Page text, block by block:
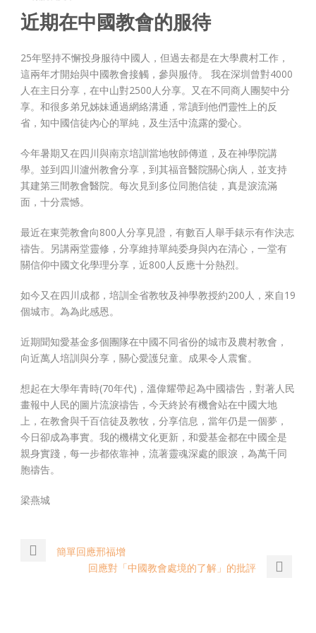
近期在中國教會的服待
25年堅持不懈投身服待中國人，但過去都是在大學農村工作，
這兩年才開始與中國教會接觸，參與服侍。 我在深圳曾對4000
人在主日分享，在中山對2500人分享。又在不同商人團契中分
享。和很多弟兄姊妹通過網絡溝通，常讀到他們靈性上的反
省，知中國信徒內心的單純，及生活中流露的愛心。
今年暑期又在四川與南京培訓當地牧師傳道，及在神學院講
學。並到四川瀘州教會分享，到其福音醫院關心病人，並支持
其建第三間教會醫院。每次見到多位同胞信徒，真是淚流滿
面，十分震憾。
最近在東莞教會向800人分享見證，有數百人舉手錶示有作決志
禱告。另講兩堂靈修，分享維持單純委身與內在清心，一堂有
關信仰中國文化學理分享，近800人反應十分熱烈。
如今又在四川成都，培訓全省教牧及神學教授約200人，來自19
個城市。為為此感恩。
近期聞知愛基金多個團隊在中國不同省份的城市及農村教會，
向近萬人培訓與分享，關心愛護兒童。成果令人震奮。
想起在大學年青時(70年代)，溫偉耀帶起為中國禱告，對著人民
畫報中人民的圖片流淚禱告，今天終於有機會站在中國大地
上，在教會與千百信徒及教牧，分享信息，當年仍是一個夢，
今日卻成為事實。我的機構文化更新，和愛基金都在中國全是
親身實踐，每一步都依靠神，流著靈魂深處的眼淚，為萬千同
胞禱告。
梁燕城
簡單回應邢福增
回應對「中國教會處境的了解」的批評